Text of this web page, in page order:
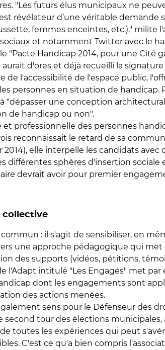
"Les futurs élus municipaux ne
révélateur d’une véritable demande
femmes enceintes, etc.)," milite
et notamment Twitter avec le
"Pacte Handicap 2014, pour une Cité
d'ores et déjà recueilli la
de l'accessibilité de l'espace public,
personnes en situation de handicap.
"dépasser une conception
de handicap ou non".
professionnelle des personnes
reconnaissait le retard de sa
2014), elle interpelle les candidats
différentes sphères d'insertion
devrait avoir pour premier
collective
: il s'agit de sensibiliser, en
une approche pédagogique qui
des supports (vidéos, pétitions,
l'Adapt intitulé "Les Engagés" met
dont les engagements sont
des actions menées.
sens pour le Défenseur des
tour des élections
toutes les expériences qui peut
C'est ce qu'a bien compris